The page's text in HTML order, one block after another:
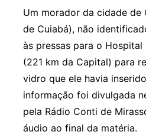
Um morador da cidade de
de Cuiabá), não
às pressas para o Hospital
(221 km da Capital) para
vidro que ele havia
informação foi divulgada
pela Rádio Conti de
áudio ao final da matéria.